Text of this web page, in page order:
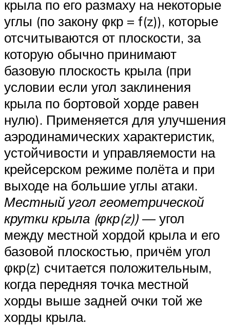
крыла по его размаху на некоторые
углы (по закону φкр = f(z)), которые
отсчитываются от плоскости, за
которую обычно принимают
базовую плоскость крыла (при
условии если угол заклинения
крыла по бортовой хорде равен
нулю). Применяется для улучшения
аэродинамических характеристик,
устойчивости и управляемости на
крейсерском режиме полёта и при
выходе на большие углы атаки.
Местный угол геометрической
крутки крыла (φкр(z)) — угол
между местной хордой крыла и его
базовой плоскостью, причём угол
φкр(z) считается положительным,
когда передняя точка местной
хорды выше задней очки той же
хорды крыла.